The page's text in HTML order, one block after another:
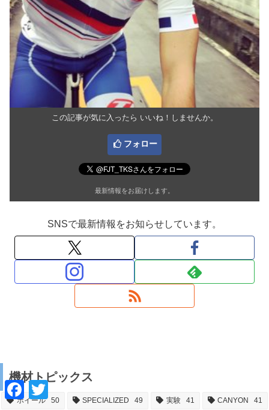
この記事が気に入ったら いいね！しませんか。
フォロー
最新情報をお届けします。
SNSで最新情報をお知らせしています。
機材トピックス
ホイール 50 SPECIALIZED 49 実験 41 CANYON 41
F
c
T